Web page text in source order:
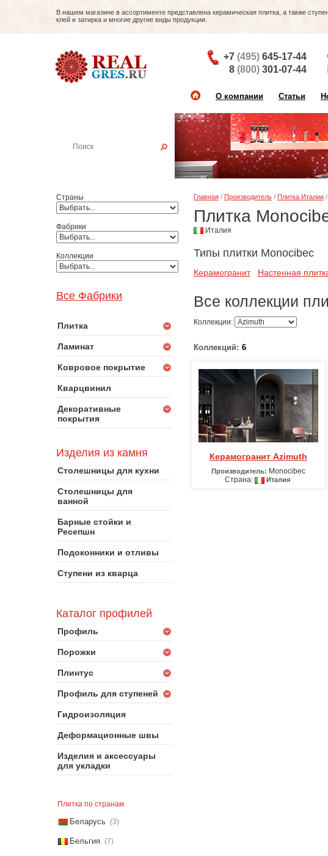
В нашем магазине в ассортименте представлена керамическая плитка, а также
клей и затирка и многие другие виды продукции.
+7 (495) 645-17-44
8 (800) 301-07-44
О компании Статьи
Страны
Фабрики
Коллекции
Все Фабрики
Плитка
Ламинат
Ковровое покрытие
Кварцвинил
Декоративные
покрытия
Изделия из камня
Столешницы для кухни
Столешницы для
ванной
Барные стойки и
Ресепшн
Подоконники и отливы
Ступени из кварца
Каталог профилей
Профиль
Порожки
Плинтус
Профиль для ступеней
Гидроизоляция
Деформационные швы
Изделия и аксессуары
для укладки
Плитка по странам
Беларусь (3)
Бельгия (7)
Главная / Производитель / Плитка Италии
Плитка
Италия
Типы плитки Monocibec
Керамогранит Настенная
Все коллекции
Коллекции:
Коллекций: 6
Керамогранит Azimuth
Производитель: Monocibec
Страна:
Италия